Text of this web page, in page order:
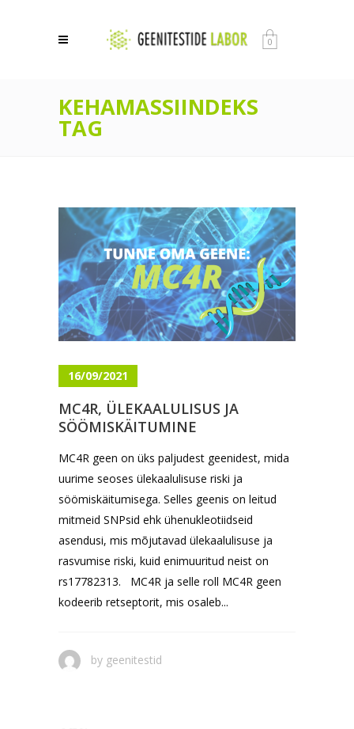
0
KEHAMASSIINDEKS
TAG
16/09/2021
MC4R, ÜLEKAALULISUS JA
SÖÖMISKÄITUMINE
MC4R geen on üks paljudest geenidest, mida
uurime seoses ülekaalulisuse riski ja
söömiskäitumisega. Selles geenis on leitud
mitmeid SNPsid ehk ühenukleotiidseid
asendusi, mis mõjutavad ülekaalulisuse ja
rasvumise riski, kuid enimuuritud neist on
rs17782313. MC4R ja selle roll MC4R geen
kodeerib retseptorit, mis osaleb...
by geenitestid